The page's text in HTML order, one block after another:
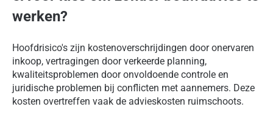
werken?
Hoofdrisico's zijn kostenoverschrijdingen door onervaren
inkoop, vertragingen door verkeerde planning,
kwaliteitsproblemen door onvoldoende controle en
juridische problemen bij conflicten met aannemers. Deze
kosten overtreffen vaak de advieskosten ruimschoots.